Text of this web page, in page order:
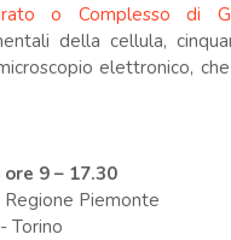
o Complesso di
della cellula,
elettronico,
9 – 17.30
Piemonte
Torino